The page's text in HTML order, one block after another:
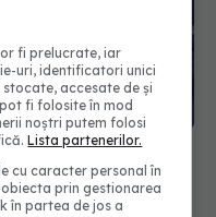
de recidivă în
fi prelucrate, iar
uri, identificatori unici
accesate de și
fi folosite în mod
noștri putem folosi
Lista partenerilor.
cu caracter personal în
prin gestionarea
în partea de jos a